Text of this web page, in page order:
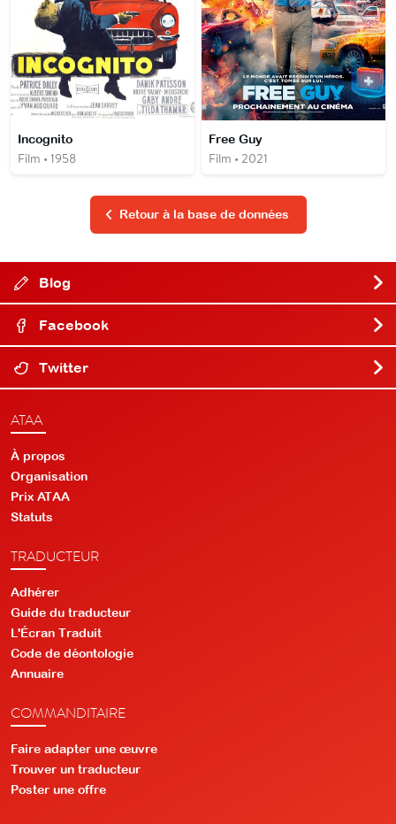
Incognito
Film • 1958
Free Guy
Film • 2021
Retour à la base de données
Blog
Facebook
Twitter
ATAA
À propos
Organisation
Prix ATAA
Statuts
TRADUCTEUR
Adhérer
Guide du traducteur
L'Écran Traduit
Code de déontologie
Annuaire
COMMANDITAIRE
Faire adapter une œuvre
Trouver un traducteur
Poster une offre